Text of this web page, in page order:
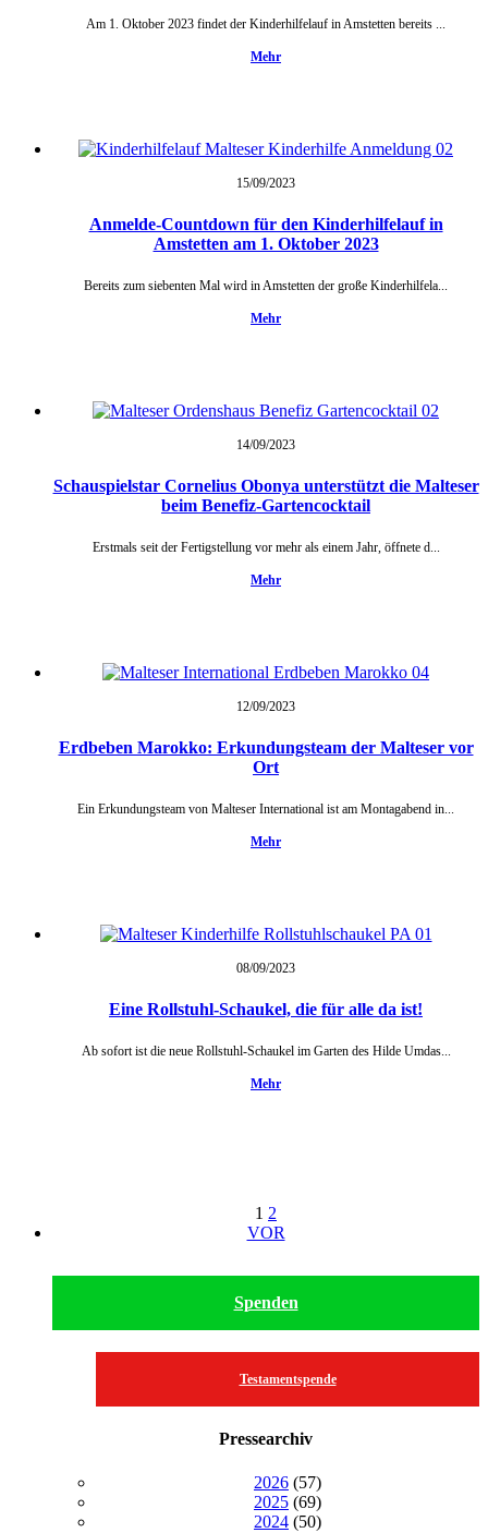
Am 1. Oktober 2023 findet der Kinderhilfelauf in Amstetten bereits ...
Mehr
15/09/2023
Anmelde-Countdown für den Kinderhilfelauf in
Amstetten am 1. Oktober 2023
Bereits zum siebenten Mal wird in Amstetten der große Kinderhilfela...
Mehr
14/09/2023
Schauspielstar Cornelius Obonya unterstützt die Malteser
beim Benefiz-Gartencocktail
Erstmals seit der Fertigstellung vor mehr als einem Jahr, öffnete d...
Mehr
12/09/2023
Erdbeben Marokko: Erkundungsteam der Malteser vor
Ort
Ein Erkundungsteam von Malteser International ist am Montagabend in...
Mehr
08/09/2023
Eine Rollstuhl-Schaukel, die für alle da ist!
Ab sofort ist die neue Rollstuhl-Schaukel im Garten des Hilde Umdas...
Mehr
1 2
VOR
Spenden
Testamentspende
Pressearchiv
2026 (57)
2025 (69)
2024 (50)